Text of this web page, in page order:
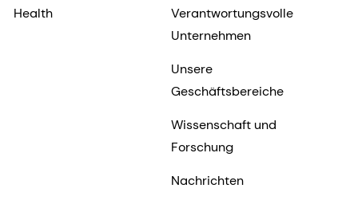
Health
Verantwortungsvolle
Unternehmen
Unsere
Geschäftsbereiche
Wissenschaft und
Forschung
Nachrichten